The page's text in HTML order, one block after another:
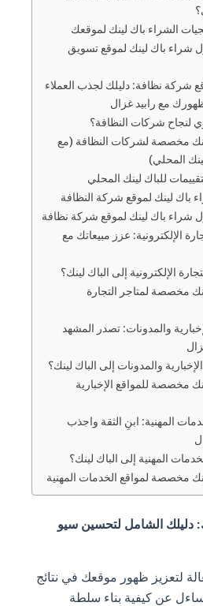
الشراء باك لينك لموقعك
شراء باك لينك لموقع تسويق
شركة نظافة: دليلك لجذب العملاء
مع رابيد غزال
لنجاح شركات النظافة؟
مخصصة لشركات النظافة (مع
المحلي)
للباك لينك المحلي
باك لينك لموقع شركة النظافة
شراء باك لينك لموقع شركة نظافة
الإلكترونية: عزز مبيعاتك مع
الإلكترونية إلى الباك لينك؟
مخصصة لمتاجر التجارة
والمدونات: تصدر المشهد
والمدونات إلى الباك لينك؟
مخصصة للمواقع الإخبارية
المهنية: ابنِ الثقة واجذب
المهنية إلى الباك لينك؟
مخصصة لمواقع الخدمات المهنية
دليلك الشامل لتحسين سيو
لتعزيز ظهور موقعك في نتائج
عن كيفية بناء سلطة